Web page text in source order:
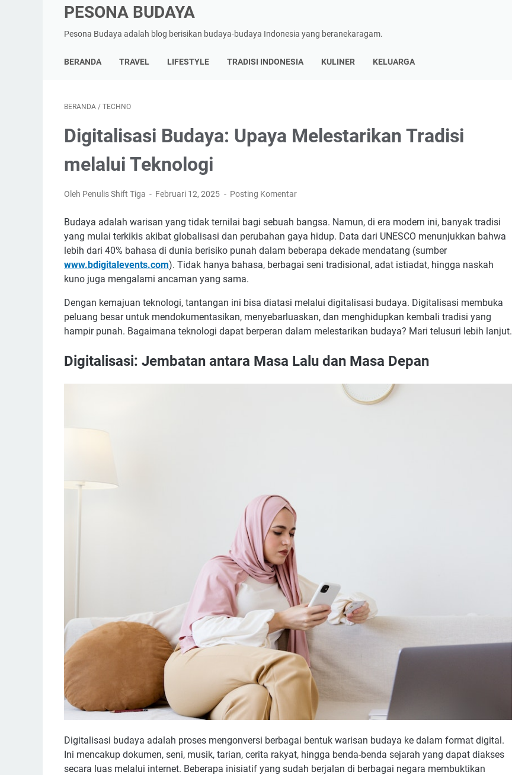
PESONA BUDAYA
Pesona Budaya adalah blog berisikan budaya-budaya Indonesia yang beranekaragam.
BERANDA TRAVEL LIFESTYLE TRADISI INDONESIA KULINER KELUARGA
BERANDA / TECHNO
Digitalisasi Budaya: Upaya Melestarikan Tradisi
melalui Teknologi
Oleh Penulis Shift Tiga Februari 12, 2025 Posting Komentar
Budaya adalah warisan yang tidak ternilai bagi sebuah bangsa. Namun, di era modern ini, banyak tradisi
yang mulai terkikis akibat globalisasi dan perubahan gaya hidup. Data dari UNESCO menunjukkan bahwa
lebih dari 40% bahasa di dunia berisiko punah dalam beberapa dekade mendatang (sumber
www.bdigitalevents.com). Tidak hanya bahasa, berbagai seni tradisional, adat istiadat, hingga naskah
kuno juga mengalami ancaman yang sama.
Dengan kemajuan teknologi, tantangan ini bisa diatasi melalui digitalisasi budaya. Digitalisasi membuka
peluang besar untuk mendokumentasikan, menyebarluaskan, dan menghidupkan kembali tradisi yang
hampir punah. Bagaimana teknologi dapat berperan dalam melestarikan budaya? Mari telusuri lebih lanjut.
Digitalisasi: Jembatan antara Masa Lalu dan Masa Depan
Digitalisasi budaya adalah proses mengonversi berbagai bentuk warisan budaya ke dalam format digital.
Ini mencakup dokumen, seni, musik, tarian, cerita rakyat, hingga benda-benda sejarah yang dapat diakses
secara luas melalui internet. Beberapa inisiatif yang sudah berjalan di berbagai negara membuktikan